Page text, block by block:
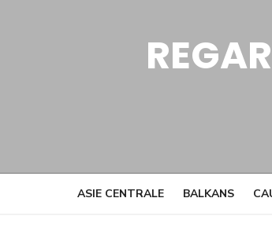
ASIE CENTRALE BALKANS